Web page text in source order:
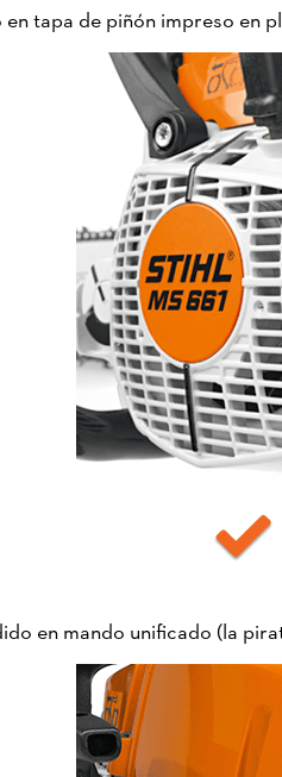
tapa de piñón impreso en
en mando unificado (la